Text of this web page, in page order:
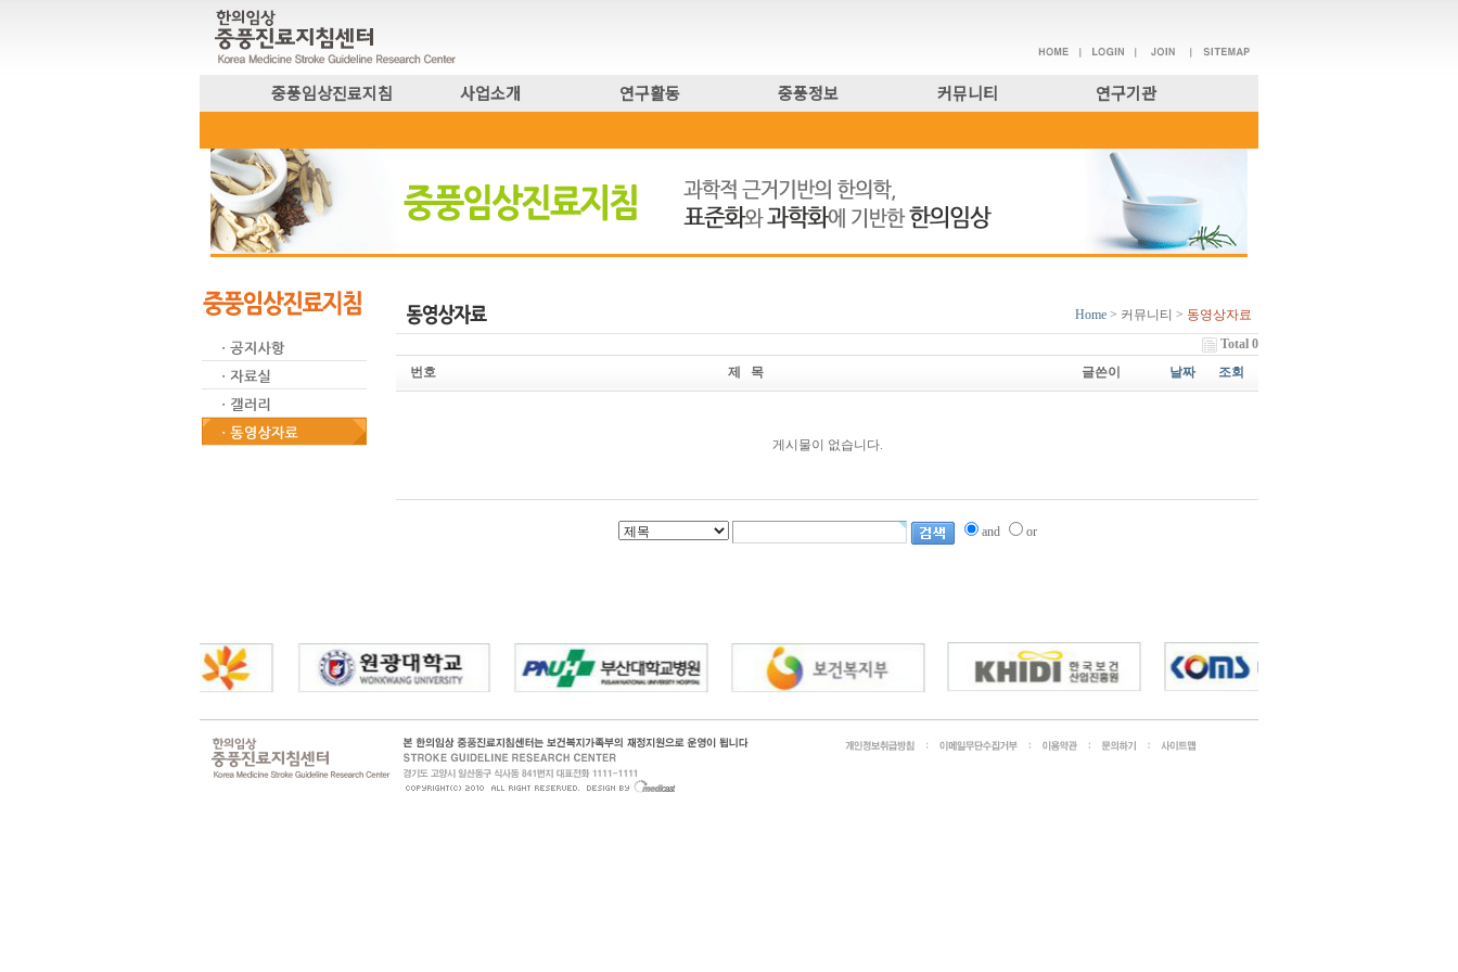
중풍임상진료지침 사업소개 연구활동 중풍정보 커뮤니티 연구기관
Home > 커뮤니티 > 동영상자료
Total 0
번호
제 목 글쓴이 날짜 조회
게시물이 없습니다.
and or